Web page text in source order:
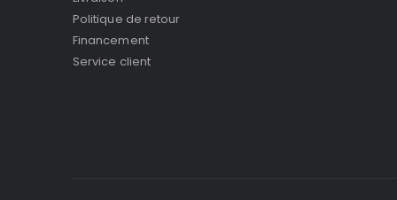
Politique de retour
Financement
Service client